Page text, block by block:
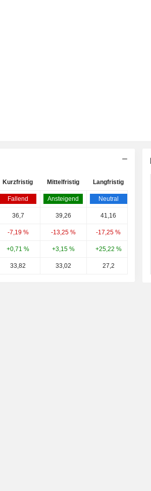
Kurzfristig Mittelfristig Langfristig
Fallend Ansteigend Neutral
36,7 39,26 41,16
-7,19 % -13,25 % -17,25 %
+0,71 % +3,15 % +25,22 %
33,82 33,02 27,2